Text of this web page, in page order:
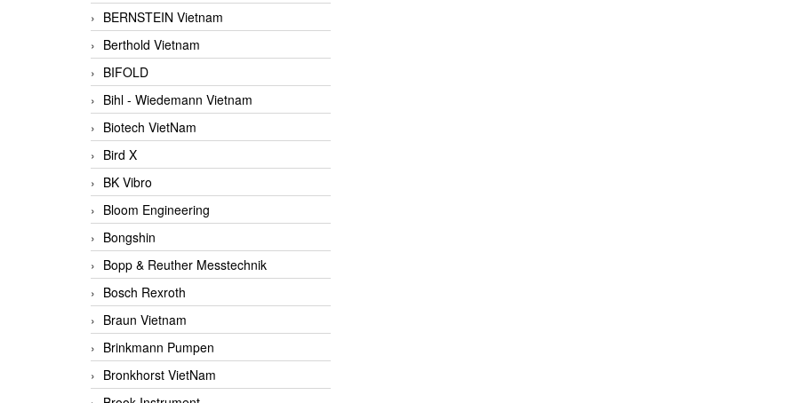
BERNSTEIN Vietnam
Berthold Vietnam
BIFOLD
Bihl - Wiedemann Vietnam
Biotech VietNam
Bird X
BK Vibro
Bloom Engineering
Bongshin
Bopp & Reuther Messtechnik
Bosch Rexroth
Braun Vietnam
Brinkmann Pumpen
Bronkhorst VietNam